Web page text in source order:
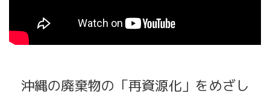
沖縄の廃棄物の「再資源化」をめざし